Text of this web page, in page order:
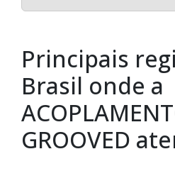
Principais
Brasil onde a
GROOVED